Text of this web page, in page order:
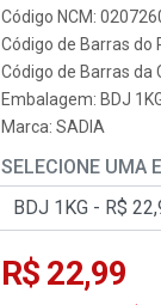
Código NCM:
Código de Barras do
Código de Barras da
Embalagem: BDJ
Marca: SADIA
SELECIONE UMA
R$ 22,99